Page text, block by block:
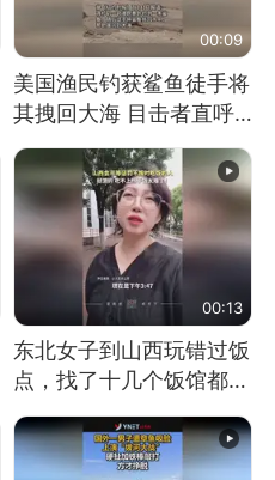
00:09
美国渔民钓获鲨鱼徒手将
其拽回大海 目击者直呼
震惊 （视频来源：参考
消息）
00:13
东北女子到山西玩错过饭
点，找了十几个饭馆都没
开门：午休到几点